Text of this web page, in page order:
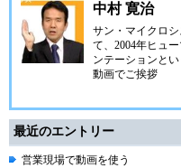
中村 寛治
サン・マイクロ
て、2004年ヒュ
ンテーションと
動画でご挨拶
最近のエントリー
営業現場で動画を使う